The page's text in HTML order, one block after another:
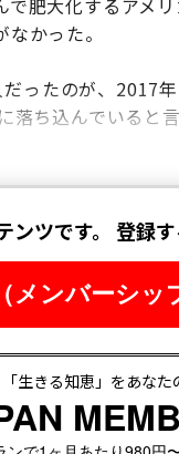
肥大化するアメ
かった。
ったのが、2017
ち込んでいると言